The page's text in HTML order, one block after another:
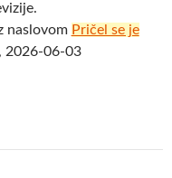
naslovom Pričel se je
2026-06-03